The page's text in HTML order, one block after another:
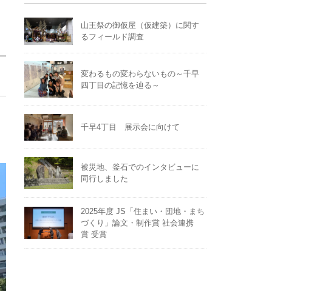
山王祭の御仮屋（仮建築）に関す
るフィールド調査
変わるもの変わらないもの～千早
四丁目の記憶を辿る～
千早4丁目 展示会に向けて
被災地、釜石でのインタビューに
同行しました
2025年度 JS「住まい・団地・まち
づくり」論文・制作賞 社会連携
賞 受賞